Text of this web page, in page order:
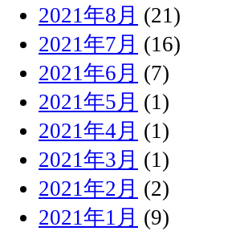
2021年8月 (21)
2021年7月 (16)
2021年6月 (7)
2021年5月 (1)
2021年4月 (1)
2021年3月 (1)
2021年2月 (2)
2021年1月 (9)